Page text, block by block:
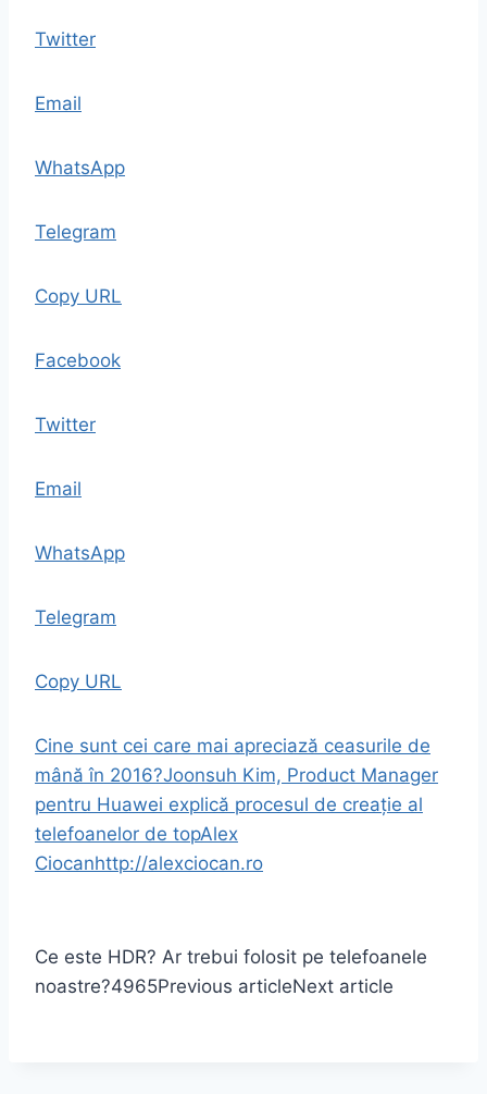
Twitter
Email
WhatsApp
Telegram
Copy URL
Facebook
Twitter
Email
WhatsApp
Telegram
Copy URL
Cine sunt cei care mai apreciază ceasurile de
mână în 2016?Joonsuh Kim, Product Manager
pentru Huawei explică procesul de creație al
telefoanelor de topAlex
Ciocanhttp://alexciocan.ro
Ce este HDR? Ar trebui folosit pe telefoanele
noastre?4965Previous articleNext article